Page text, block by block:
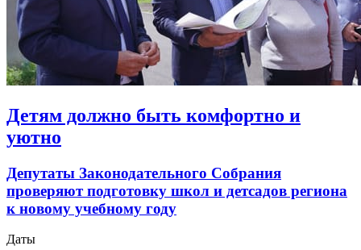
Детям должно быть комфортно и
уютно
Депутаты Законодательного Собрания
проверяют подготовку школ и детсадов региона
к новому учебному году
Даты